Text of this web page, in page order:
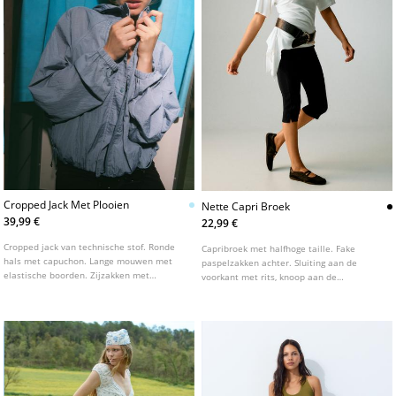
Cropped Jack Met Plooien
39,99 €
Cropped jack van technische stof. Ronde
hals met capuchon. Lange mouwen met
elastische boorden. Zijzakken met
de zoom.
Nette Capri Broek
22,99 €
Capribroek met halfhoge taille. Fake
paspelzakken achter. Sluiting aan de
voorkant met rits, knoop aan de